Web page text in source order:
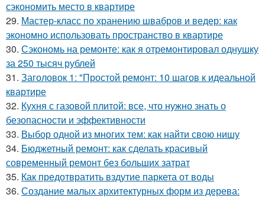
сэкономить место в квартире
29. Мастер-класс по хранению швабров и ведер: как
экономно использовать пространство в квартире
30. Сэкономь на ремонте: как я отремонтировал однушку
за 250 тысяч рублей
31. Заголовок 1: "Простой ремонт: 10 шагов к идеальной
квартире
32. Кухня с газовой плитой: все, что нужно знать о
безопасности и эффективности
33. Выбор одной из многих тем: как найти свою нишу
34. Бюджетный ремонт: как сделать красивый
современный ремонт без больших затрат
35. Как предотвратить вздутие паркета от воды
36. Создание малых архитектурных форм из дерева: